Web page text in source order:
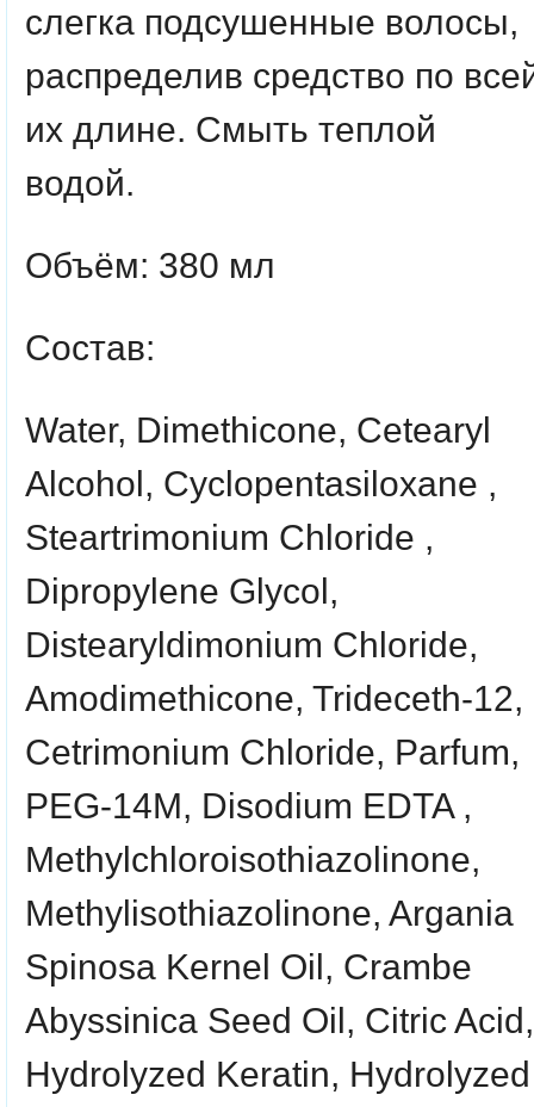
слегка подсушенные волосы,
распределив средство по
их длине. Смыть теплой
водой.
Объём: 380 мл
Состав:
Water, Dimethicone, Cetearyl
Alcohol, Cyclopentasiloxane ,
Steartrimonium Chloride ,
Dipropylene Glycol,
Distearyldimonium Chloride,
Amodimethicone, Trideceth-12,
Cetrimonium Chloride, Parfum,
PEG-14M, Disodium EDTA ,
Methylchloroisothiazolinone,
Methylisothiazolinone, Argania
Spinosa Kernel Oil, Crambe
Abyssinica Seed Oil, Citric Acid,
Hydrolyzed Keratin, Hydrolyzed